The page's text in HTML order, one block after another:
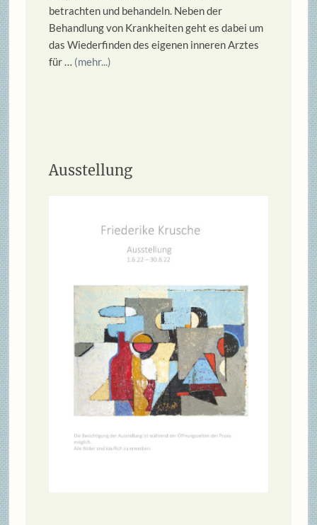
betrachten und behandeln. Neben der
Behandlung von Krankheiten geht es dabei um
das Wiederfinden des eigenen inneren Arztes
für … (mehr...)
Ausstellung